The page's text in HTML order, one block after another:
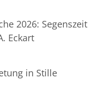
2026: Segenszeit
Eckart
in Stille